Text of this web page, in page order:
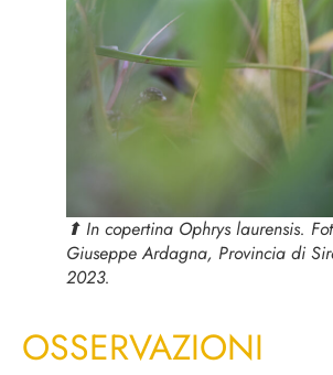
⬆︎ In copertina Ophrys laurensis.
Giuseppe Ardagna, Provincia di
2023.
OSSERVAZIONI